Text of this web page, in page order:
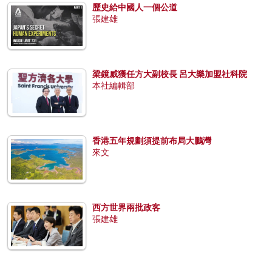
歷史給中國人一個公道
張建雄
梁鏡威獲任方大副校長 呂大樂加盟社科院
本社編輯部
香港五年規劃須提前布局大鵬灣
來文
西方世界兩批政客
張建雄